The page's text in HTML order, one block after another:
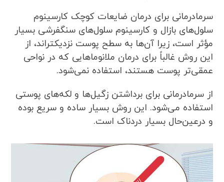
سرما‌درمانی برای درمان ضایعات کوچک کارسینوم
سلول‌های بازال و کارسینوم سلول‌های سنگفرشی بسیار
مؤثر است، زیرا آن‌ها به سطح پوست نزدیکتراند، از
این روش غالباً برای درمان ملانوماهایی که در نواحی
عمقی‌تر پوست هستند، استفاده نمی‌شود.
از سرما‌درمانی برای برداشتن زگیل‌ها و لکه‌های پوستی
استفاده می‌شود. این روش بسیار ساده و سریع بوده
و درعین‌حال بسیار دردناک است.